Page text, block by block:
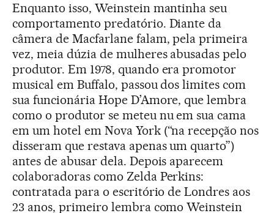
Enquanto isso, Weinstein mantinha seu
comportamento predatório. Diante da
câmera de Macfarlane falam, pela primeira
vez, meia dúzia de mulheres abusadas pelo
produtor. Em 1978, quando era promotor
musical em Buffalo, passou dos limites com
sua funcionária Hope D’Amore, que lembra
como o produtor se meteu nu em sua cama
em um hotel em Nova York (“na recepção nos
disseram que restava apenas um quarto”)
antes de abusar dela. Depois aparecem
colaboradoras como Zelda Perkins:
contratada para o escritório de Londres aos
23 anos, primeiro lembra como Weinstein